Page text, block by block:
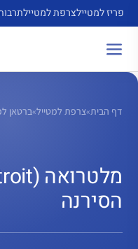
לדלג
לתוכן
פריז למטיילצרפת למטייל
דף הבית»צרפת למטייל»ברטאן
הסירנה